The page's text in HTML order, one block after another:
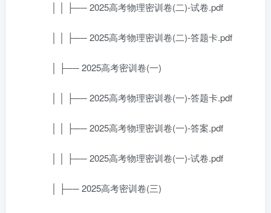
│ │ ├── 2025高考物理密训卷(二)-试卷.pdf
│ │ ├── 2025高考物理密训卷(二)-答题卡.pdf
│ ├── 2025高考密训卷(一)
│ │ ├── 2025高考物理密训卷(一)-答题卡.pdf
│ │ ├── 2025高考物理密训卷(一)-答案.pdf
│ │ ├── 2025高考物理密训卷(一)-试卷.pdf
│ ├── 2025高考密训卷(三)